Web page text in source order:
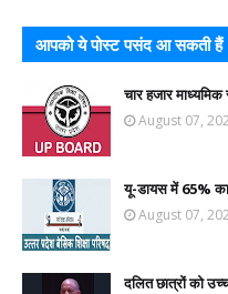
आपको ये पोस्ट पसंद आ सकती हैं
चार हजार माध्यमिक
August 07,
यू-डायस में 65% का
August 07,
दलित छात्रों को